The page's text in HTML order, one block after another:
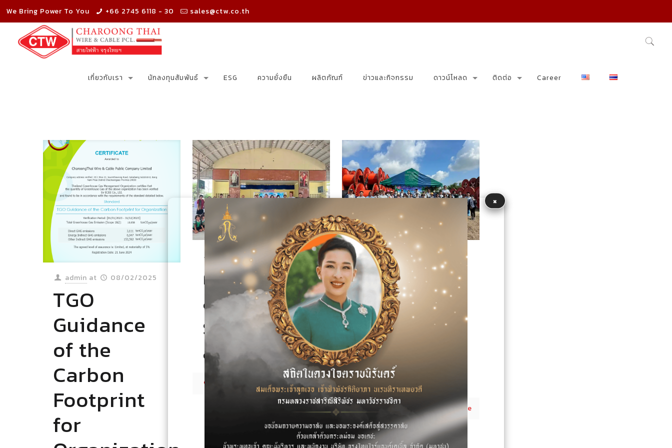
We Bring Power To You +66 2745 6118 - 30 sales@ctw.co.th
เกี่ยวกับเรา นักลงทุนสัมพันธ์ ESG ความยั่งยืน ผลิตภัณฑ์ ข่าวและกิจกรรม ดาวน์โหลด ติดต่อ Career
admin at 08/02/2025
TGO
Guidance
of the
Carbon
Footprint
for
adminat 08/02/2025
คัดแยกขยะ
ลดโลกร้อน
ร่วมอนุรักษ์
สิ่งแวดล้อม
Read more
adminat 08/02/2025
โครงการ
ปลูกป่า ลด
คาร์บอน เพิ่ม
พื้นที่สีเขียว
Read more
×